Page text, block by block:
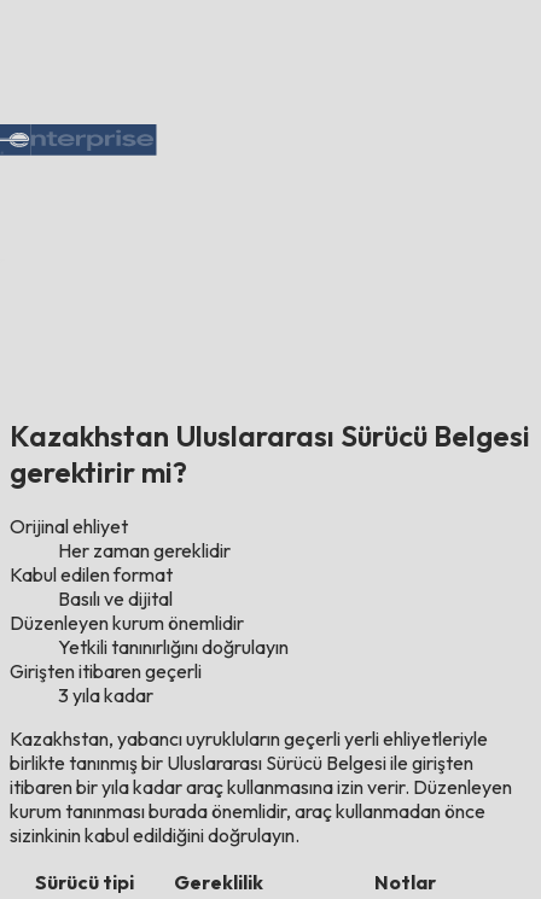
Kazakhstan Uluslararası Sürücü Belgesi
gerektirir mi?
Orijinal ehliyet
Her zaman gereklidir
Kabul edilen format
Basılı ve dijital
Düzenleyen kurum önemlidir
Yetkili tanınırlığını doğrulayın
Girişten itibaren geçerli
3 yıla kadar
Kazakhstan, yabancı uyrukluların geçerli yerli ehliyetleriyle
birlikte tanınmış bir Uluslararası Sürücü Belgesi ile girişten
itibaren bir yıla kadar araç kullanmasına izin verir. Düzenleyen
kurum tanınması burada önemlidir, araç kullanmadan önce
sizinkinin kabul edildiğini doğrulayın.
Sürücü tipi
Gereklilik
Notlar